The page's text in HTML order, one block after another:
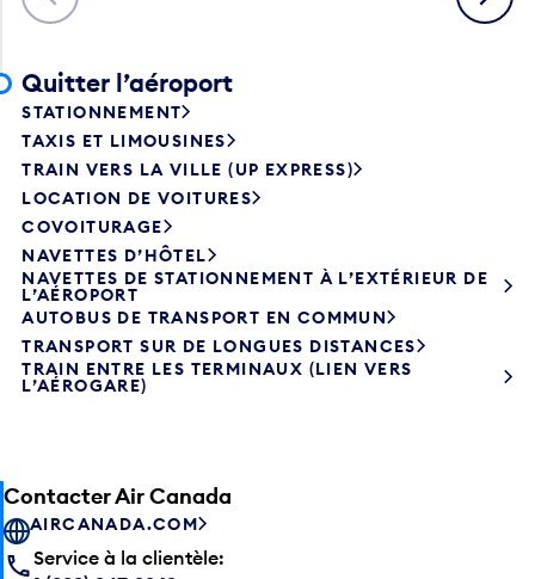
Quitter l’aéroport
STATIONNEMENT
TAXIS ET LIMOUSINES
TRAIN VERS LA VILLE (UP EXPRESS)
LOCATION DE VOITURES
COVOITURAGE
NAVETTES D’HÔTEL
NAVETTES DE STATIONNEMENT À L’EXTÉRIEUR DE
L’AÉROPORT
AUTOBUS DE TRANSPORT EN COMMUN
TRANSPORT SUR DE LONGUES DISTANCES
TRAIN ENTRE LES TERMINAUX (LIEN VERS
L’AÉROGARE)
Contacter Air Canada
AIRCANADA.COM
Service à la clientèle: